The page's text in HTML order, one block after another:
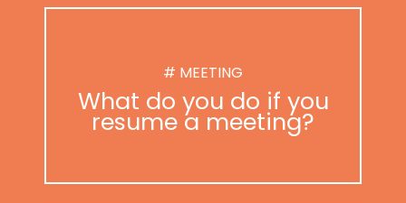
# MEETING
What do you do if you
resume a meeting?